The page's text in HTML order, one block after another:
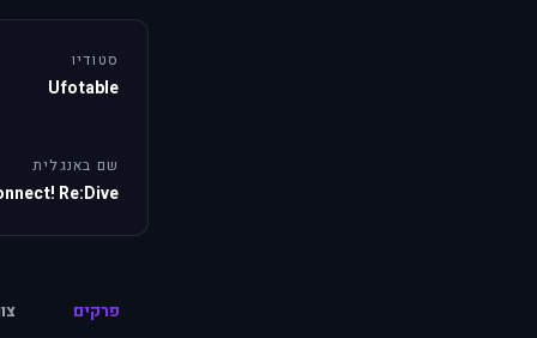
סטודיו
Ufotable
שם באנגלית
Re:Dive
פרקים